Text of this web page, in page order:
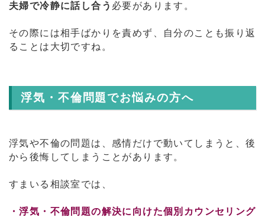
夫婦で冷静に話し合う 必要があります。
その際には相手ばかりを責めず、自分のことも振り返
ることは大切ですね。
浮気・不倫問題でお悩みの方へ
浮気や不倫の問題は、感情だけで動いてしまうと、後
から後悔してしまうことがあります。
すまいる相談室では、
・浮気・不倫問題の解決に向けた個別カウンセリング